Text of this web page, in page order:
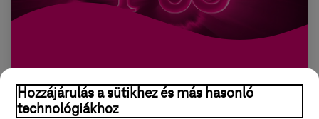
5G
Új távlatok a mobiltechnológiában. Stabil szolgáltatás,
gyorsabb le- és feltöltés, szinte azonnali válaszidő.
Hozzájárulás a sütikhez és más hasonló
technológiákhoz